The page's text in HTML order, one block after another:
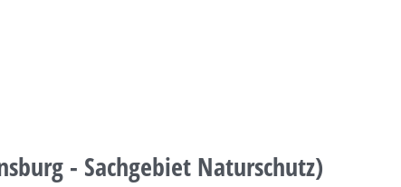
- Sachgebiet Naturschutz)